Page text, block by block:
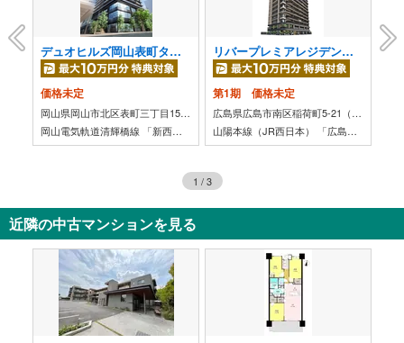
デュオヒルズ岡山表町タワー
価格未定
岡山県岡山市北区表町三丁目15番101（地番）
岡山電気軌道清輝橋線 「新西大寺町筋」駅 徒歩1分
リバープレミアレジデンス 広島
第1期 価格未定
広島県広島市南区稲荷町5-21（地番）
山陽本線（JR西日本） 「広島」駅 徒歩8分
パ
1 /3
近隣の中古マンションを見る